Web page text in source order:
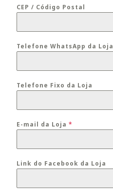
CEP / Código Postal
Telefone WhatsApp da Loja
Telefone Fixo da Loja
E-mail da Loja *
Link do Facebook da Loja